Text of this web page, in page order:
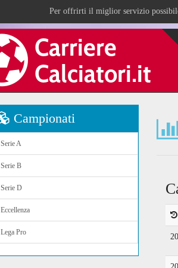
Per offrirti il miglior servizio
Campionati
Serie A
Serie B
Serie D
Eccellenza
Lega Pro